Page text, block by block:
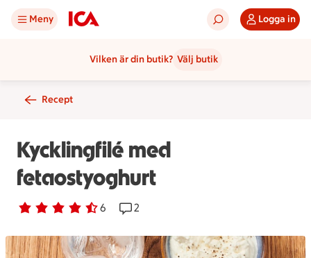
Meny Logga in
Vilken är din butik? Välj butik
Recept
Kycklingfilé med
fetaostyoghurt
Betyg 4.2 av 5. 6
6 personer har röstatReceptet har 2 kommentarer
2